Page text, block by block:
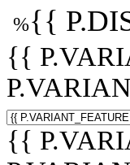
%{{
{{
{{